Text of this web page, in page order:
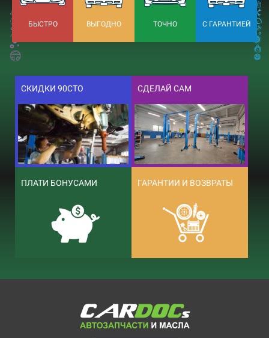
БЫСТРО ВЫГОДНО ТОЧНО С ГАРАНТИЕЙ
СКИДКИ 90СТО СДЕЛАЙ САМ
ПЛАТИ БОНУСАМИ ГАРАНТИИ И ВОЗВРАТЫ